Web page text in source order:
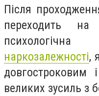
Після
переходить
наркозалежності,
довгостроковим
великих зусиль з